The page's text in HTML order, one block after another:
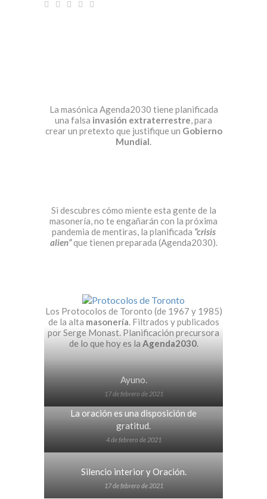
La masónica Agenda2030 tiene planificada
una falsa invasión extraterrestre, para
crear un pretexto que justifique un Gobierno
Mundial.
Si descubres cómo miente esta gente de la
masonería, no te engañarán con la próxima
pandemia de mentiras, la planificada “crisis
alien”que tienen preparada (Agenda2030).
Los Protocolos de Toronto (de 1967 y 1985)
de la alta masonería. Filtrados y publicados
por Serge Monast. Planificación precursora
de lo que hoy es laAgenda2030.
Ayuno.
17 de febrero de 2021
La oración es una disposición de
gratitud.
4 de febrero de 2021
Silencio interior y Oración.
17 de febrero de 2021